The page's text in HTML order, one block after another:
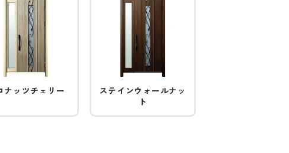
ナッツチェリー
ステインウォールナッ
ト